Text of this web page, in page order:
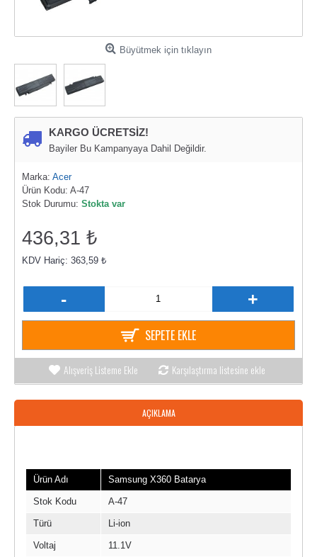
Büyütmek için tıklayın
KARGO ÜCRETSİZ!
Bayiler Bu Kampanyaya Dahil Değildir.
Marka: Acer
Ürün Kodu: A-47
Stok Durumu: Stokta var
436,31 ₺
KDV Hariç: 363,59 ₺
- +
SEPETE EKLE
Alışveriş Listeme Ekle Karşılaştırma listesine ekle
AÇIKLAMA
Ürün Adı Samsung X360 Batarya
Stok Kodu A-47
Türü Li-ion
Voltaj 11.1V